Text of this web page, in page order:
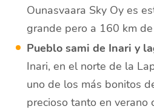
Ounasvaara Sky Oy es
grande pero a 160 km
Pueblo sami de Inari y
Inari, en el norte de la
uno de los más bonitos
precioso tanto en verano